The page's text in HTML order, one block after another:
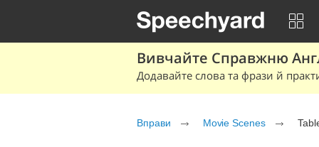
Вивчайте Справжню
Додавайте слова та фрази й
Вправи Movie Scenes